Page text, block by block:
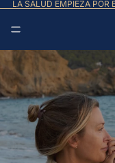
LA SALUD EMPIEZA POR